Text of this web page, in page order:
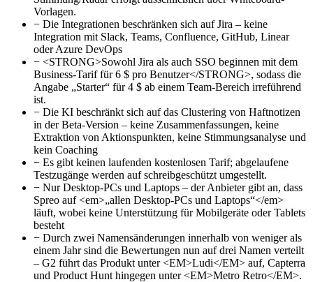
Vorlagen.
− Die Integrationen beschränken sich auf Jira – keine
Integration mit Slack, Teams, Confluence, GitHub, Linear
oder Azure DevOps
− <STRONG>Sowohl Jira als auch SSO beginnen mit dem
Business-Tarif für 6 $ pro Benutzer</STRONG>, sodass die
Angabe „Starter“ für 4 $ ab einem Team-Bereich irreführend
ist.
− Die KI beschränkt sich auf das Clustering von Haftnotizen
in der Beta-Version – keine Zusammenfassungen, keine
Extraktion von Aktionspunkten, keine Stimmungsanalyse und
kein Coaching
− Es gibt keinen laufenden kostenlosen Tarif; abgelaufene
Testzugänge werden auf schreibgeschützt umgestellt.
− Nur Desktop-PCs und Laptops – der Anbieter gibt an, dass
Spreo auf <em>„allen Desktop-PCs und Laptops“</em>
läuft, wobei keine Unterstützung für Mobilgeräte oder Tablets
besteht
− Durch zwei Namensänderungen innerhalb von weniger als
einem Jahr sind die Bewertungen nun auf drei Namen verteilt
– G2 führt das Produkt unter <EM>Ludi</EM> auf, Capterra
und Product Hunt hingegen unter <EM>Metro Retro</EM>.